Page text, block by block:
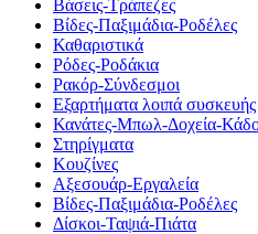
Βάσεις-Τράπεζες
Βίδες-Παξιμάδια-Ροδέλες
Καθαριστικά
Ρόδες-Ροδάκια
Ρακόρ-Σύνδεσμοι
Εξαρτήματα λοιπά συσκευής
Κανάτες-Μπωλ-Δοχεία-
Στηρίγματα
Κουζίνες
Αξεσουάρ-Εργαλεία
Βίδες-Παξιμάδια-Ροδέλες
Δίσκοι-Ταψιά-Πιάτα